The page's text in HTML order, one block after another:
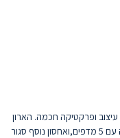
ופרקטיקה חכמה. הארון
מעוצב עם 3 שטחי אחסון: ארון סגור, ספריה פתוחה עם 5 מדפים,ואחסון נוסף סגור